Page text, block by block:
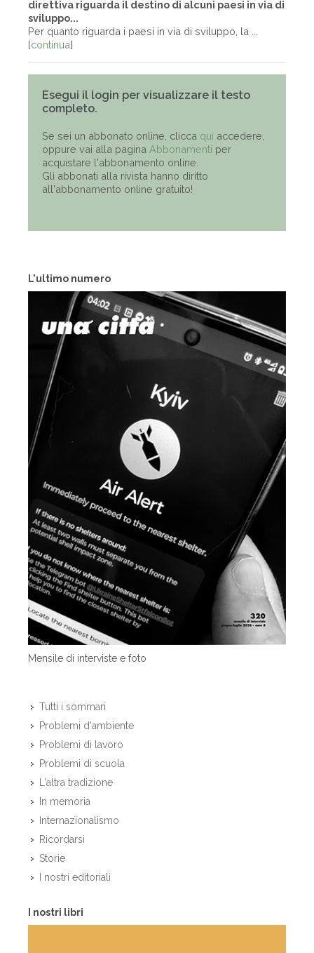
L'ultimo numero
Mensile di interviste e foto
Tutti i sommari
Problemi d'ambiente
Problemi di lavoro
Problemi di scuola
L'altra tradizione
In memoria
Internazionalismo
Ricordarsi
Storie
I nostri editoriali
I nostri libri
direttiva riguarda il destino di alcuni paesi in via di
sviluppo...
Per quanto riguarda i paesi in via di sviluppo, la ...
[continua]
Esegui il login per visualizzare il testo
completo.
Se sei un abbonato online, clicca qui accedere,
oppure vai alla pagina Abbonamenti per
acquistare l'abbonamento online.
Gli abbonati alla rivista hanno diritto
all'abbonamento online gratuito!